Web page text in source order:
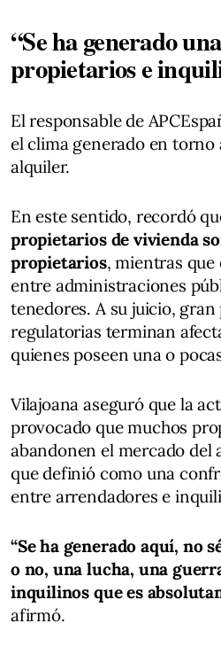
“Se ha generado
propietarios e
El responsable de
el clima generado en torno
alquiler.
En este sentido, recordó
propietarios de vivienda
propietarios, mientras que
entre administraciones
tenedores. A su juicio,
regulatorias terminan
quienes poseen una o
Vilajoana aseguró que la
provocado que muchos
abandonen el mercado del
que definió como una
entre arrendadores e
“Se ha generado aquí, no
o no, una lucha, una
inquilinos que es
afirmó.